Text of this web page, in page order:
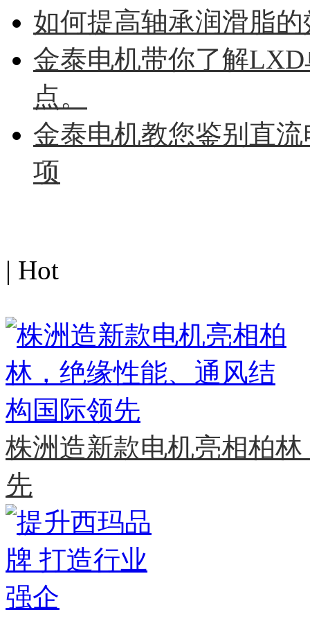
如何提高轴承润滑脂
金泰电机带你了解
点。
金泰电机教您鉴别直
项
| Hot
株洲造新款电机亮相柏
先